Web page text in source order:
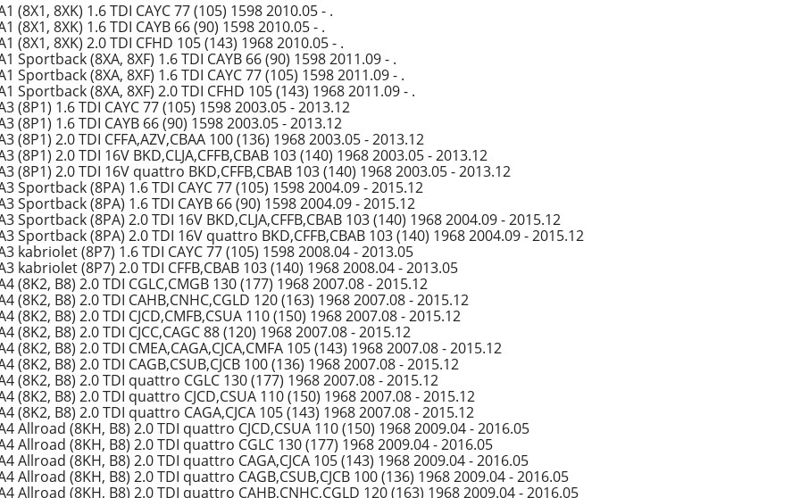
(8X1, 8XK) 1.6 TDI CAYC 77 (105) 1598 2010.05 - .
(8X1, 8XK) 1.6 TDI CAYB 66 (90) 1598 2010.05 - .
(8X1, 8XK) 2.0 TDI CFHD 105 (143) 1968 2010.05 - .
Sportback (8XA, 8XF) 1.6 TDI CAYB 66 (90) 1598 2011.09 - .
Sportback (8XA, 8XF) 1.6 TDI CAYC 77 (105) 1598 2011.09 - .
Sportback (8XA, 8XF) 2.0 TDI CFHD 105 (143) 1968 2011.09 - .
(8P1) 1.6 TDI CAYC 77 (105) 1598 2003.05 - 2013.12
(8P1) 1.6 TDI CAYB 66 (90) 1598 2003.05 - 2013.12
(8P1) 2.0 TDI CFFA,AZV,CBAA 100 (136) 1968 2003.05 - 2013.12
(8P1) 2.0 TDI 16V BKD,CLJA,CFFB,CBAB 103 (140) 1968 2003.05 - 2013.12
(8P1) 2.0 TDI 16V quattro BKD,CFFB,CBAB 103 (140) 1968 2003.05 - 2013.12
Sportback (8PA) 1.6 TDI CAYC 77 (105) 1598 2004.09 - 2015.12
Sportback (8PA) 1.6 TDI CAYB 66 (90) 1598 2004.09 - 2015.12
Sportback (8PA) 2.0 TDI 16V BKD,CLJA,CFFB,CBAB 103 (140) 1968 2004.09 - 2015.12
Sportback (8PA) 2.0 TDI 16V quattro BKD,CFFB,CBAB 103 (140) 1968 2004.09 - 2015.12
kabriolet (8P7) 1.6 TDI CAYC 77 (105) 1598 2008.04 - 2013.05
kabriolet (8P7) 2.0 TDI CFFB,CBAB 103 (140) 1968 2008.04 - 2013.05
(8K2, B8) 2.0 TDI CGLC,CMGB 130 (177) 1968 2007.08 - 2015.12
(8K2, B8) 2.0 TDI CAHB,CNHC,CGLD 120 (163) 1968 2007.08 - 2015.12
(8K2, B8) 2.0 TDI CJCD,CMFB,CSUA 110 (150) 1968 2007.08 - 2015.12
(8K2, B8) 2.0 TDI CJCC,CAGC 88 (120) 1968 2007.08 - 2015.12
(8K2, B8) 2.0 TDI CMEA,CAGA,CJCA,CMFA 105 (143) 1968 2007.08 - 2015.12
(8K2, B8) 2.0 TDI CAGB,CSUB,CJCB 100 (136) 1968 2007.08 - 2015.12
(8K2, B8) 2.0 TDI quattro CGLC 130 (177) 1968 2007.08 - 2015.12
(8K2, B8) 2.0 TDI quattro CJCD,CSUA 110 (150) 1968 2007.08 - 2015.12
(8K2, B8) 2.0 TDI quattro CAGA,CJCA 105 (143) 1968 2007.08 - 2015.12
Allroad (8KH, B8) 2.0 TDI quattro CJCD,CSUA 110 (150) 1968 2009.04 - 2016.05
Allroad (8KH, B8) 2.0 TDI quattro CGLC 130 (177) 1968 2009.04 - 2016.05
Allroad (8KH, B8) 2.0 TDI quattro CAGA,CJCA 105 (143) 1968 2009.04 - 2016.05
Allroad (8KH, B8) 2.0 TDI quattro CAGB,CSUB,CJCB 100 (136) 1968 2009.04 - 2016.05
Allroad (8KH, B8) 2.0 TDI quattro CAHB,CNHC,CGLD 120 (163) 1968 2009.04 - 2016.05